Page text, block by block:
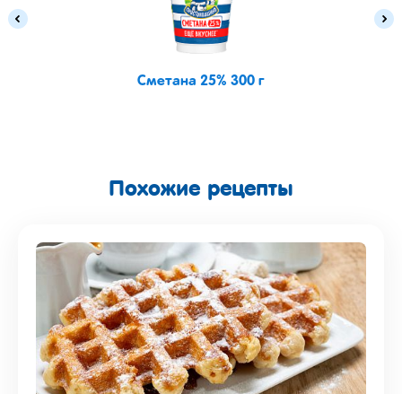
Сметана 25% 300 г
Похожие рецепты